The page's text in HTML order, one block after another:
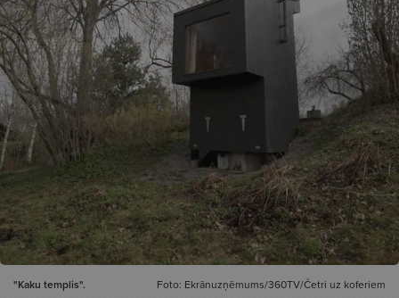
"Kaku templis". Foto: Ekrānuzņēmums/360TV/Četri uz koferiem